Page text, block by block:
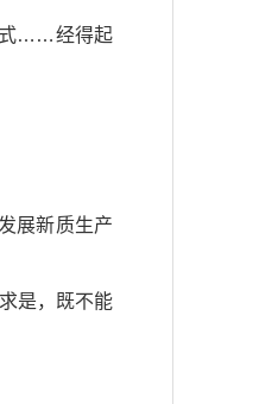
式……经得起
展新质生产
是，既不能